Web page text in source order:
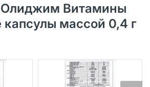
Витамины
капсулы массой 0,4 г